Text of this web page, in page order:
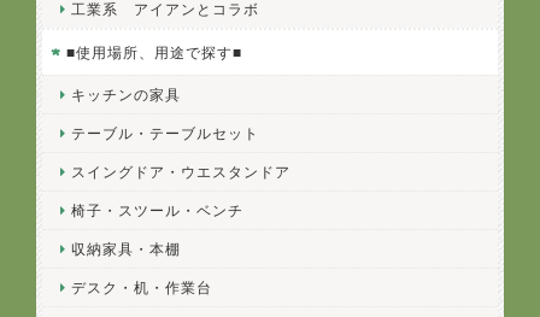
工業系 アイアンとコラボ
■使用場所、用途で探す■
キッチンの家具
テーブル・テーブルセット
スイングドア・ウエスタンドア
椅子・スツール・ベンチ
収納家具・本棚
デスク・机・作業台